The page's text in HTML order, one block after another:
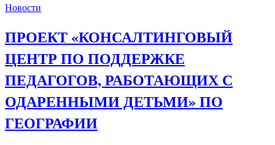
Новости
ПРОЕКТ «КОНСАЛТИНГОВЫЙ
ЦЕНТР ПО ПОДДЕРЖКЕ
ПЕДАГОГОВ, РАБОТАЮЩИХ С
ОДАРЕННЫМИ ДЕТЬМИ» ПО
ГЕОГРАФИИ